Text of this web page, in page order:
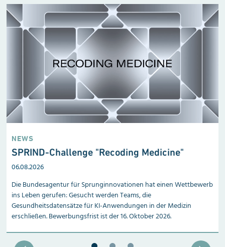
NEWS
SPRIND-Challenge "Recoding Medicine"
06.08.2026
Die Bundesagentur für Sprunginnovationen hat einen Wettbewerb
ins Leben gerufen: Gesucht werden Teams, die
Gesundheitsdatensätze für KI-Anwendungen in der Medizin
erschließen. Bewerbungsfrist ist der 16. Oktober 2026.